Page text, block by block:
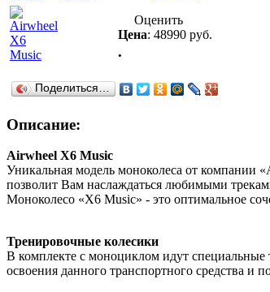
Оценить
Цена: 48990 руб.
.
Поделиться…
Описание:
Airwheel X6 Music
Уникальная модель моноколеса от компании
позволит Вам наслаждаться любимыми
Моноколесо «X6 Music» - это оптимальное
Тренировочные колесики
В комплекте с моноциклом идут специальные
освоения данного транспортного средства и